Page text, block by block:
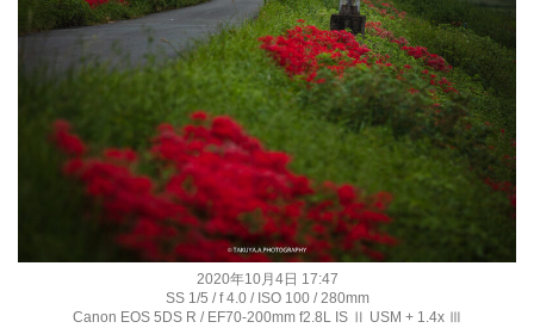
2020年10月4日 17:47
SS 1/5 / f 4.0 / ISO 100 / 280mm
Canon EOS 5DS R / EF70-200mm f2.8L IS Ⅱ USM + 1.4x Ⅲ